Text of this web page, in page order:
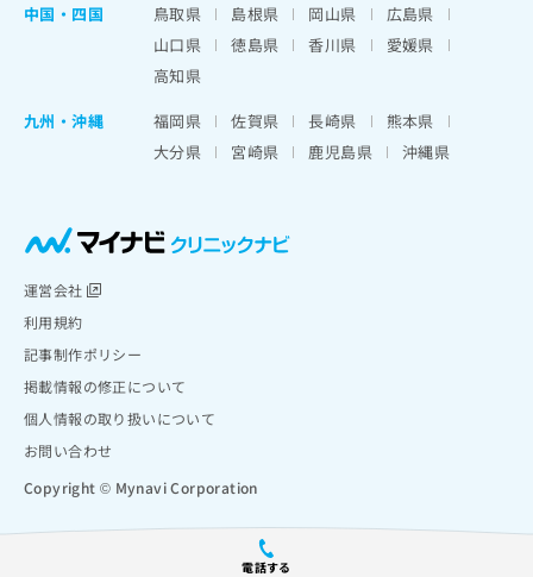
電話する
中国・四国
鳥取県 島根県 岡山県
広島県
山口県
徳島県 香川県
愛媛県
高知県
九州・沖縄
福岡県 佐賀県 長崎県
熊本県
大分県
宮崎県 鹿児島県 沖縄県
運営会社
利用規約
記事制作ポリシー
掲載情報の修正について
個人情報の取り扱いについて
お問い合わせ
Copyright © Mynavi Corporation